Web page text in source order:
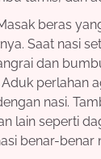
beras
Saat nasi
dan
perlahan
nasi.
lain seperti
benar-benar